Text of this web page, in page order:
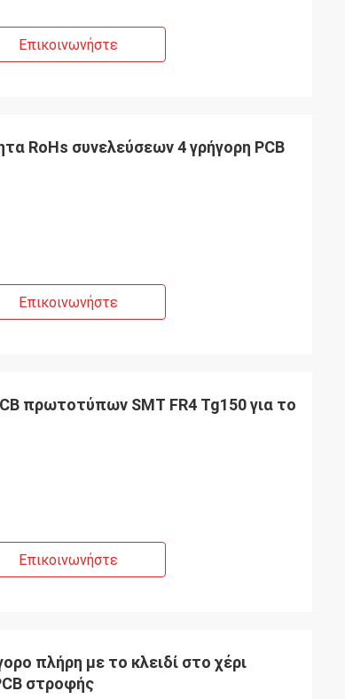
Επικοινωνήστε
RoHs συνελεύσεων 4 γρήγορη PCB
Επικοινωνήστε
πρωτοτύπων SMT FR4 Tg150 για το
Επικοινωνήστε
πλήρη με το κλειδί στο χέρι
στροφής